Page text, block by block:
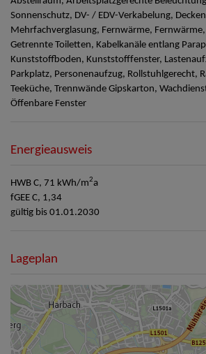
Sonnenschutz DV- / EDV-Verkabelung
Mehrfachverglasung Fernwärme Fernwärme
Getrennte Toiletten Kabelkanäle entlang
Kunststoffboden Kunststofffenster
Parkplatz Personenaufzug Rollstuhlgerecht
Teeküche Trennwände Gipskarton
Öffenbare Fenster
Energieausweis
HWB C, 71 kWh/m2a
fGEE C, 1,34
gültig bis 01.01.2030
Lageplan